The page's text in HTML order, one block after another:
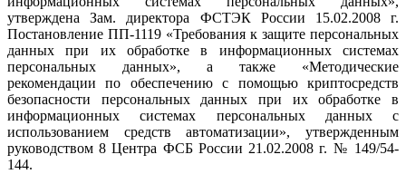
утверждена Зам. директора ФСТЭК России 15.02.2008 г.
Постановление ПП-1119 «Требования к защите персональных
данных при их обработке в информационных системах
персональных данных», а также «Методические
рекомендации по обеспечению с помощью криптосредств
безопасности персональных данных при их обработке в
информационных системах персональных данных с
использованием средств автоматизации», утвержденным
руководством 8 Центра ФСБ России 21.02.2008 г. № 149/54-
144.